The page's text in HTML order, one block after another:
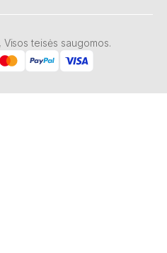
teisės saugomos.